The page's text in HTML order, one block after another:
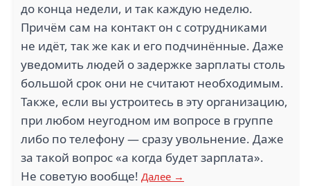
до конца недели, и так каждую неделю.
Причём сам на контакт он с сотрудниками
не идёт, так же как и его подчинённые. Даже
уведомить людей о задержке зарплаты столь
большой срок они не считают необходимым.
Также, если вы устроитесь в эту организацию,
при любом неугодном им вопросе в группе
либо по телефону — сразу увольнение. Даже
за такой вопрос «а когда будет зарплата».
Не советую вообще! Далее →